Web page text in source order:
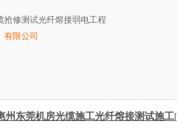
抢修测试光纤熔接弱电工程
有限公司
州东莞机房光缆施工光纤熔接测试施工